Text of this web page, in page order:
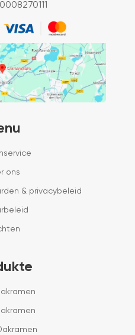
ons
& privacybeleid